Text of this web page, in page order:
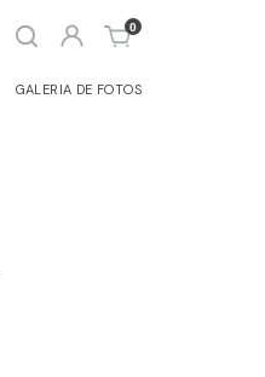
Abrir
busca
0
GALERIA DE FOTOS